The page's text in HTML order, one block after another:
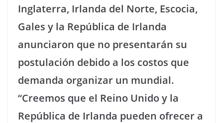
Inglaterra, Irlanda del Norte, Escocia,
Gales y la República de Irlanda
anunciaron que no presentarán su
postulación debido a los costos que
demanda organizar un mundial.
“Creemos que el Reino Unido y la
República de Irlanda pueden ofrecer a